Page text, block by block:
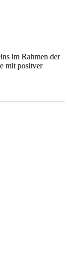
im Rahmen der
mit positver